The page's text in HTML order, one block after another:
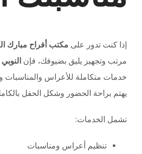
إذا كنت تدور على مكتب أفراح مبارك
مرتب وتجهيز يليق بضيوفك، فإن
خدمات متكاملة للأعراس والمناسبات
يهتم براحة الحضور وشكل الحفل
تشمل الخدمات:
تنظيم أعراس ومناسبات